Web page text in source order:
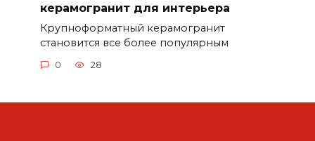
керамогранит для интерьера
Крупноформатный керамогранит
становится все более популярным
0 28